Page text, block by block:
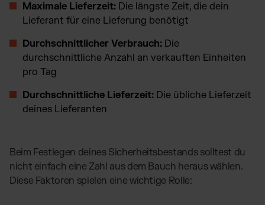
Maximale Lieferzeit: Die längste Zeit, die dein
Lieferant für eine Lieferung benötigt
Durchschnittlicher Verbrauch: Die
durchschnittliche Anzahl an verkauften Einheiten
pro Tag
Durchschnittliche Lieferzeit: Die übliche Lieferzeit
deines Lieferanten
Beim Festlegen deines Sicherheitsbestands solltest du
nicht einfach eine Zahl aus dem Bauch heraus wählen.
Diese Faktoren spielen eine wichtige Rolle: